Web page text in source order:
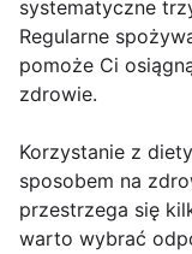
systematyczne
Regularne
pomoże Ci
zdrowie.
Korzystanie z
sposobem na
przestrzega się
warto wybrać